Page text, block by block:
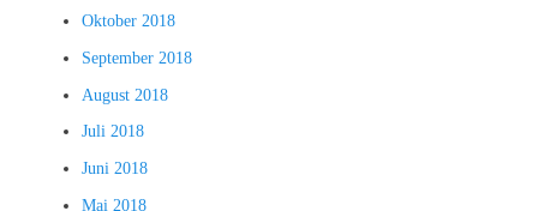
Oktober 2018
September 2018
August 2018
Juli 2018
Juni 2018
Mai 2018